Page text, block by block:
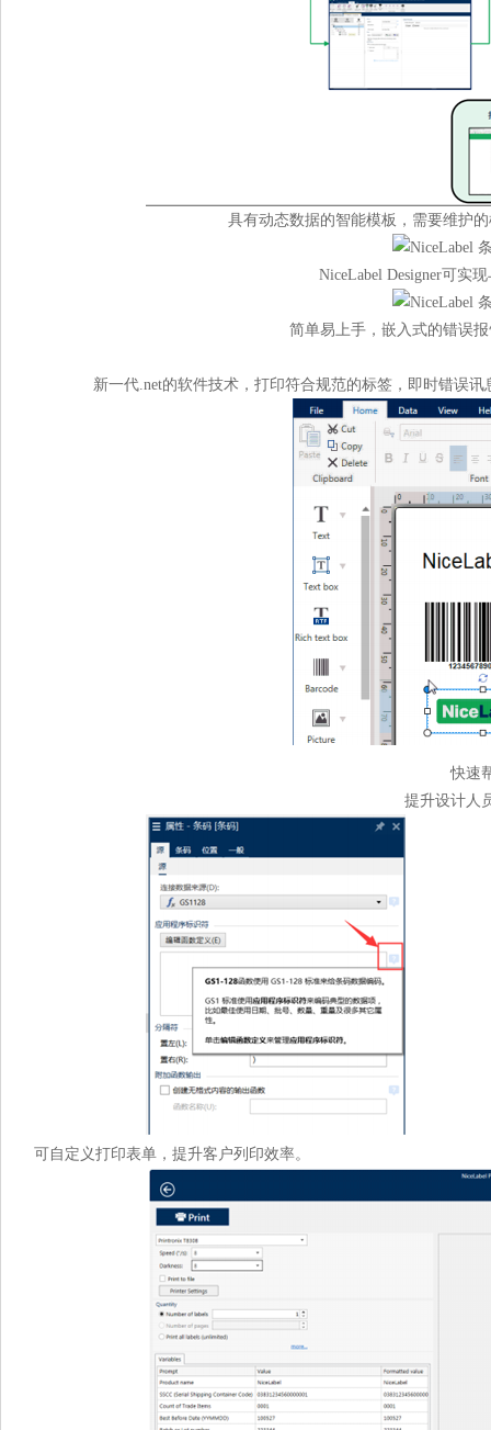
具有动态数据的智能模板，需要维护
NiceLabel Designer可实
简单易上手，嵌入式的错误
新一代.net的软件技术，打印符合规范的标签，即时错误
快速
提升设计人
可自定义打印表单，提升客户列印效率。